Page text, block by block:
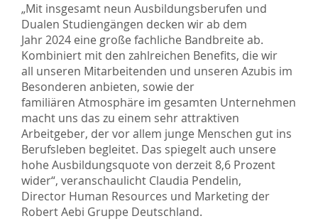
„Mit insgesamt neun Ausbildungsberufen und
Dualen Studiengängen decken wir ab dem
Jahr 2024 eine große fachliche Bandbreite ab.
Kombiniert mit den zahlreichen Benefits, die wir
all unseren Mitarbeitenden und unseren Azubis im
Besonderen anbieten, sowie der
familiären Atmosphäre im gesamten Unternehmen
macht uns das zu einem sehr attraktiven
Arbeitgeber, der vor allem junge Menschen gut ins
Berufsleben begleitet. Das spiegelt auch unsere
hohe Ausbildungsquote von derzeit 8,6 Prozent
wider“, veranschaulicht Claudia Pendelin,
Director Human Resources und Marketing der
Robert Aebi Gruppe Deutschland.